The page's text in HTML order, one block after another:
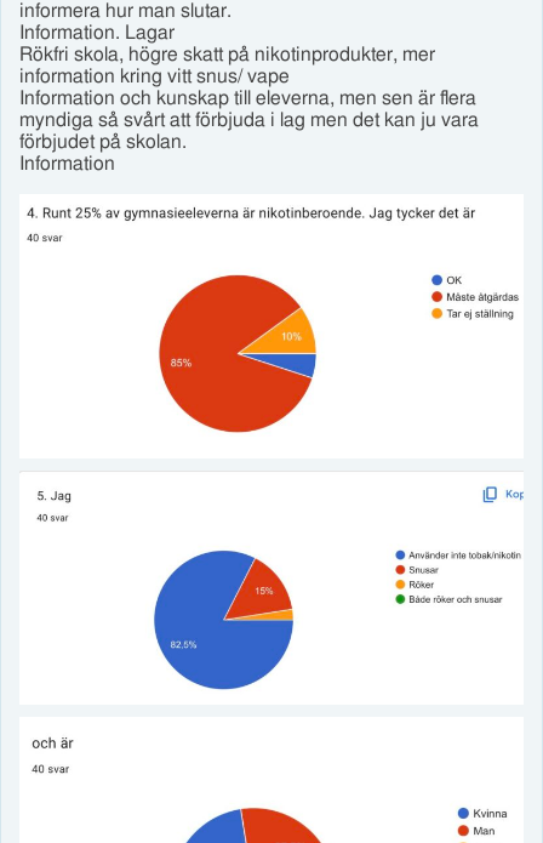
informera hur man slutar.
Information. Lagar
Rökfri skola, högre skatt på nikotinprodukter, mer
information kring vitt snus/ vape
Information och kunskap till eleverna, men sen är flera
myndiga så svårt att förbjuda i lag men det kan ju vara
förbjudet på skolan.
Information